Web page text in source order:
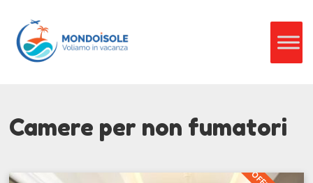
Camere per non fumatori